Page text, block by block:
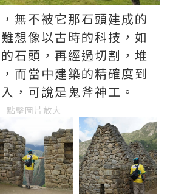
無不被它那石頭建成的
想像以古時的科技，如
石頭，再經過切割，堆
而當中建築的精確度到
，可說是鬼斧神工。
點擊圖片放大